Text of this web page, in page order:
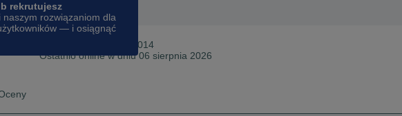
rekrutujesz
naszym rozwiązaniom dla
— i osiągnąć
września 2014
Ostatnio online w dniu 06 sierpnia 2026